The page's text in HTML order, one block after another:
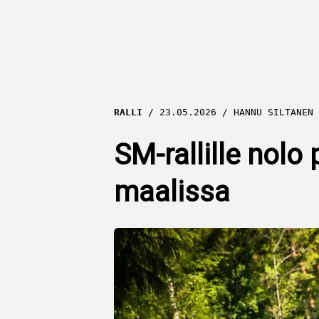
RALLI 23.05.2026 HANNU SILTANEN
SM-rallille nolo
maalissa